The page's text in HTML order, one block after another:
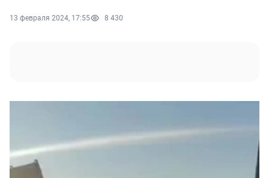
13 февраля 2024, 17:55 8 430